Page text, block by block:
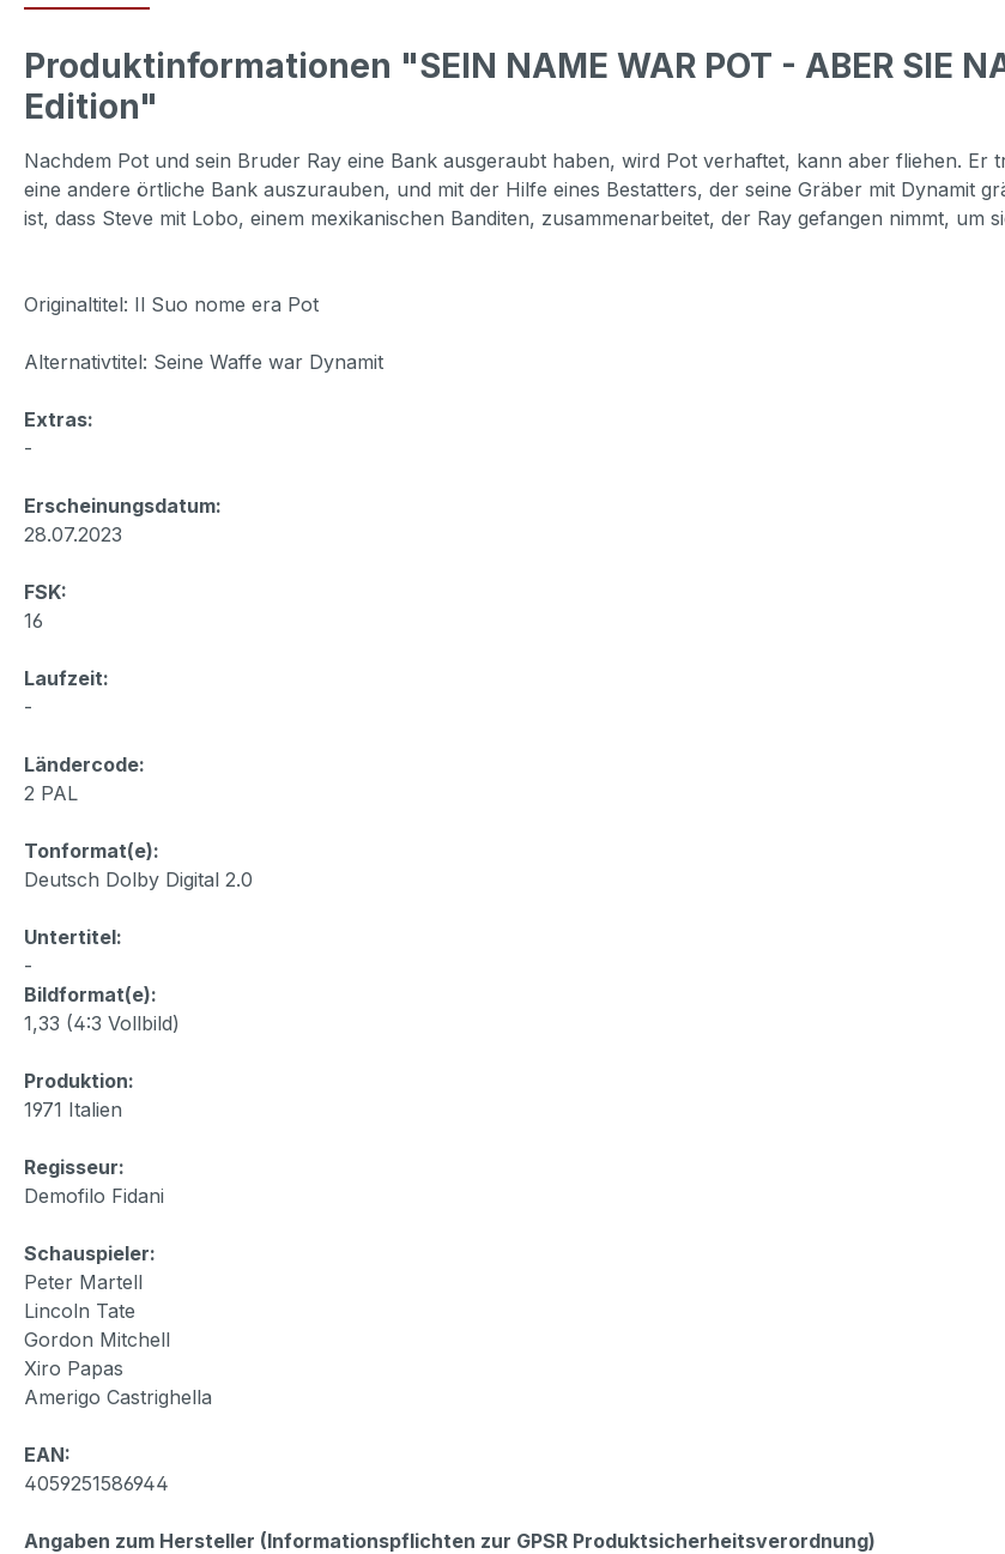
Produktinformationen "SEIN NAME WAR POT - ABER SIE
Edition"
Nachdem Pot und sein Bruder Ray eine Bank ausgeraubt haben, wird Pot verhaftet, kann aber fliehen. Er
eine andere örtliche Bank auszurauben, und mit der Hilfe eines Bestatters, der seine Gräber mit Dynamit
ist, dass Steve mit Lobo, einem mexikanischen Banditen, zusammenarbeitet, der Ray gefangen nimmt, um
Originaltitel: Il Suo nome era Pot
Alternativtitel: Seine Waffe war Dynamit
Extras:
-
Erscheinungsdatum:
28.07.2023
FSK:
16
Laufzeit:
-
Ländercode:
2 PAL
Tonformat(e):
Deutsch Dolby Digital 2.0
Untertitel:
-
Bildformat(e):
1,33 (4:3 Vollbild)
Produktion:
1971 Italien
Regisseur:
Demofilo Fidani
Schauspieler:
Peter Martell
Lincoln Tate
Gordon Mitchell
Xiro Papas
Amerigo Castrighella
EAN:
4059251586944
Angaben zum Hersteller (Informationspflichten zur GPSR Produktsicherheitsverordnung)